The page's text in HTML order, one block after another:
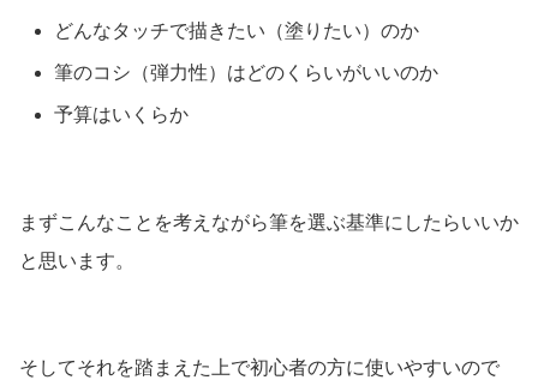
どんなタッチで描きたい（塗りたい）のか
筆のコシ（弾力性）はどのくらいがいいのか
予算はいくらか
まずこんなことを考えながら筆を選ぶ基準にしたらいいか
と思います。
そしてそれを踏まえた上で初心者の方に使いやすいので